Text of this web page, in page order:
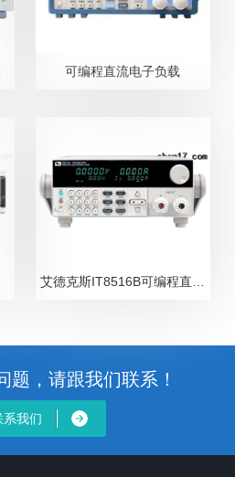
可编程直流电子负载
题，请跟我们联系！
系我们